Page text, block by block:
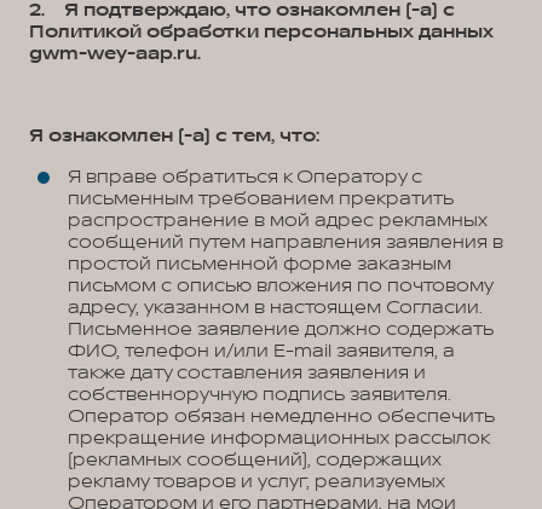
2. Я подтверждаю, что ознакомлен (-а) с
Политикой обработки персональных данных
gwm-wey-aap.ru.
Я ознакомлен (-а) с тем, что:
Я вправе обратиться к Оператору с
письменным требованием прекратить
распространение в мой адрес рекламных
сообщений путем направления заявления в
простой письменной форме заказным
письмом с описью вложения по почтовому
адресу, указанном в настоящем Согласии.
Письменное заявление должно содержать
ФИО, телефон и/или E-mail заявителя, а
также дату составления заявления и
собственноручную подпись заявителя.
Оператор обязан немедленно обеспечить
прекращение информационных рассылок
(рекламных сообщений), содержащих
рекламу товаров и услуг, реализуемых
Оператором и его партнерами, на мои